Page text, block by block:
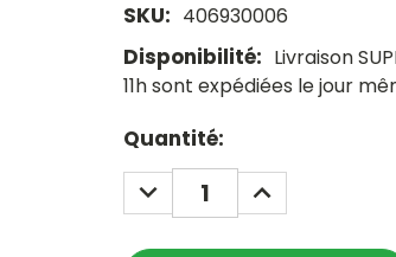
SKU: 406930006
Disponibilité: Livraison
11h sont expédiées le jour
Current
Stock:
Quantité:
DECREASE
QUANTITY:
INCREASE
QUANTITY: